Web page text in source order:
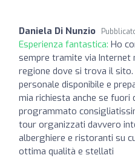
Daniela Di Nunzio
Esperienza fantastica: Ho
sempre tramite via Internet
regione dove si trova il
personale disponibile e
mia richiesta anche se
programmato
tour organizzati davvero
alberghiere e ristoranti su
ottima qualità e stellati